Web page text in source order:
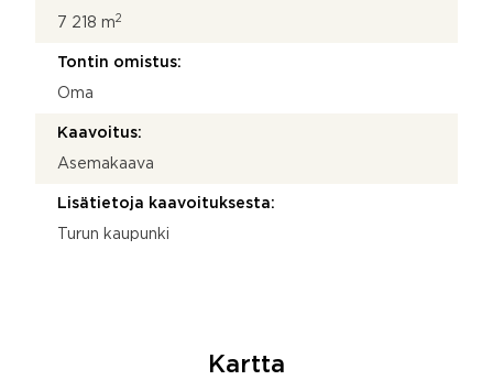
7 218 m2
Tontin omistus:
Oma
Kaavoitus:
Asemakaava
Lisätietoja kaavoituksesta:
Turun kaupunki
Kartta